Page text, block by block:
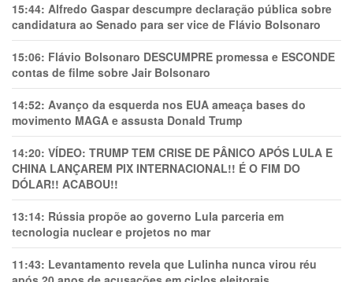
15:44: Alfredo Gaspar descumpre declaração pública sobre
candidatura ao Senado para ser vice de Flávio Bolsonaro
15:06: Flávio Bolsonaro DESCUMPRE promessa e ESCONDE
contas de filme sobre Jair Bolsonaro
14:52: Avanço da esquerda nos EUA ameaça bases do
movimento MAGA e assusta Donald Trump
14:20: VÍDEO: TRUMP TEM CRlSE DE PÂNlCO APÓS LULA E
CHINA LANÇAREM PIX INTERNACIONAL!! É O FIM DO
DÓLAR!! ACABOU!!
13:14: Rússia propõe ao governo Lula parceria em
tecnologia nuclear e projetos no mar
11:43: Levantamento revela que Lulinha nunca virou réu